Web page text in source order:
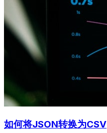
如何将JSON转换为CSV